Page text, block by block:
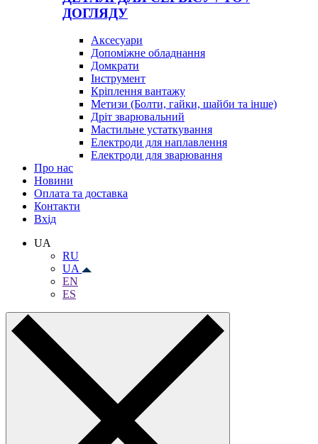
ДОГЛЯДУ
Аксесуари
Допоміжне обладнання
Домкрати
Інструмент
Кріплення вантажу
Метизи (Болти, гайки, шайби та інше)
Дріт зварювальний
Мастильне устаткування
Електроди для наплавлення
Електроди для зварювання
Про нас
Новини
Оплата та доставка
Контакти
Вхiд
UA
RU
UA
EN
ES